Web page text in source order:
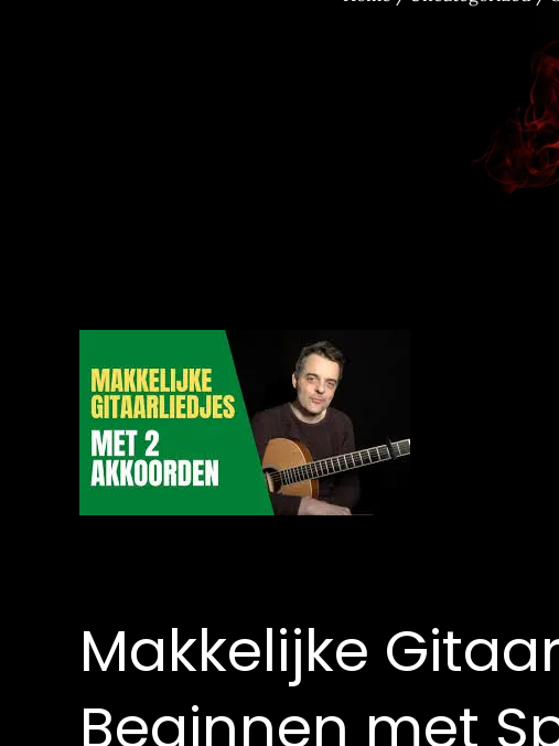
Makkelijke
Beginnen met